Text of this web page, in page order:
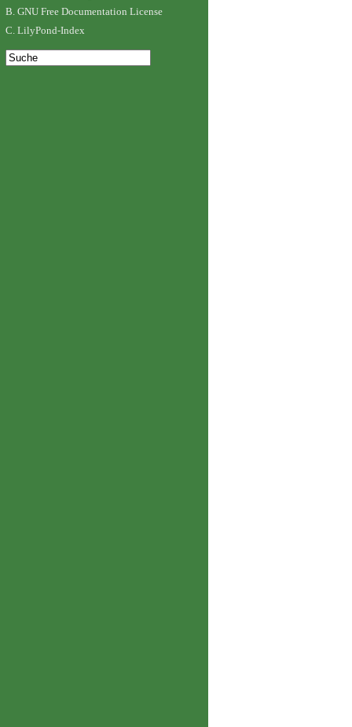
B. GNU Free Documentation License
C. LilyPond-Index